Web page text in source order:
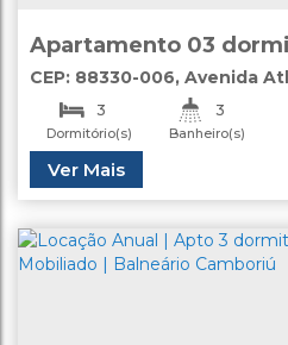
Apartamento 03
Locação Anual
CEP: 88330-006, Avenida
Centro
Catarina
3
Dormitório(s)
3
Banheiro(s)
1
Vaga(s)
Ver Mais